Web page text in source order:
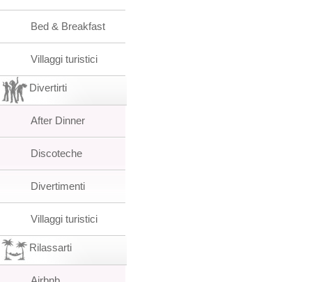
Bed & Breakfast
Villaggi turistici
Divertirti
After Dinner
Discoteche
Divertimenti
Villaggi turistici
Rilassarti